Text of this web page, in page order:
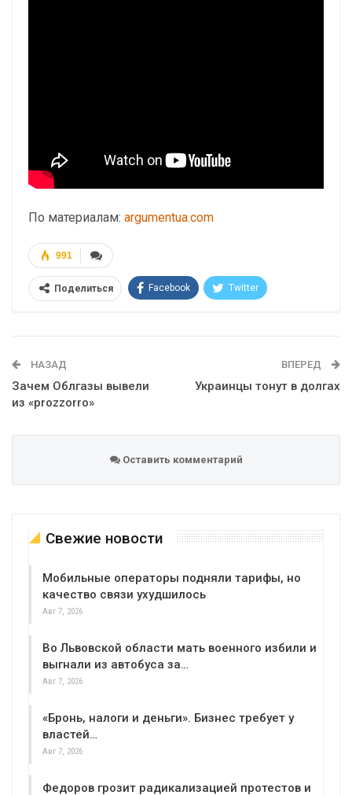
По материалам: argumentua.com
991
Поделиться Facebook Twitter
НАЗАД
Зачем Облгазы вывели
из «prozzorro»
ВПЕРЕД
Украинцы тонут в долгах
Оставить комментарий
Свежие новости
Мобильные операторы подняли тарифы, но
качество связи ухудшилось
Авг 7, 2026
Во Львовской области мать военного избили и
выгнали из автобуса за…
Авг 7, 2026
«Бронь, налоги и деньги». Бизнес требует у
властей…
Авг 7, 2026
Федоров грозит радикализацией протестов и